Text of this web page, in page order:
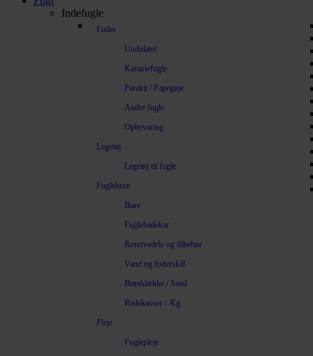
Indefugle
Foder
Undulater
Kanariefugle
Parakit / Papegøje
Andre fugle
Opbevaring
Legetøj
Legetøj til fugle
Fuglebure
Bure
Fuglebadekar
Reservedele og tilbehør
Vand og foderskål
Bunddække / Sand
Redekasser / Æg
Pleje
Fuglepleje